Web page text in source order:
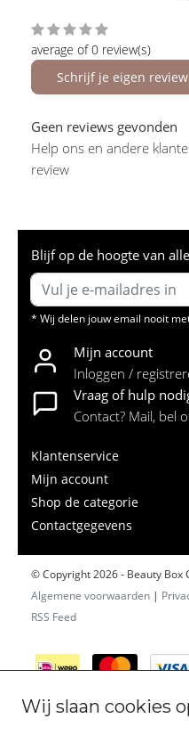
average of 0 review(s)
Schrijf je eigen review
Geen reviews gevonden
Help ons en andere
review
Blijf op de hoogte van
* Wij delen jouw email nooit
Mijn account
Inloggen /
Vraag of hulp
Contact? Mail, bel
Klantenservice
Mijn account
Shop de categorie
Contactgegevens
© Copyright 2026 - Beauty Box
Algemene voorwaarden |
RSS Feed
Wij slaan cookies